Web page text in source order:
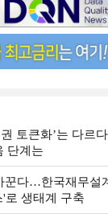
권 토큰화’는 다르
단계는
꾼다…한국재무설
로 생태계 구축